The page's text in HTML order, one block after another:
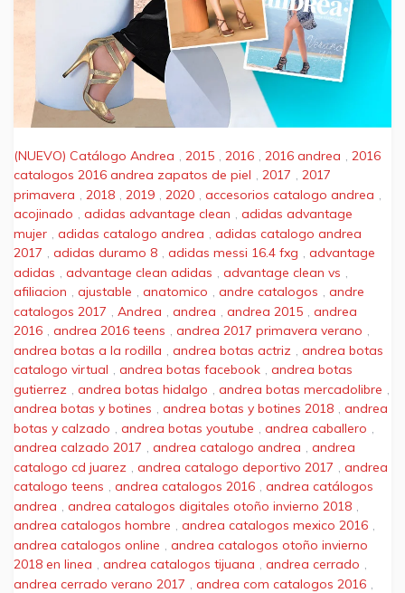
(NUEVO) Catálogo Andrea , 2015 , 2016 , 2016 andrea , 2016
catalogos 2016 andrea zapatos de piel , 2017 , 2017
primavera , 2018 , 2019 , 2020 , accesorios catalogo andrea ,
acojinado , adidas advantage clean , adidas advantage
mujer , adidas catalogo andrea , adidas catalogo andrea
2017 , adidas duramo 8 , adidas messi 16.4 fxg , advantage
adidas , advantage clean adidas , advantage clean vs ,
afiliacion , ajustable , anatomico , andre catalogos , andre
catalogos 2017 , Andrea , andrea , andrea 2015 , andrea
2016 , andrea 2016 teens , andrea 2017 primavera verano ,
andrea botas a la rodilla , andrea botas actriz , andrea botas
catalogo virtual , andrea botas facebook , andrea botas
gutierrez , andrea botas hidalgo , andrea botas mercadolibre ,
andrea botas y botines , andrea botas y botines 2018 , andrea
botas y calzado , andrea botas youtube , andrea caballero ,
andrea calzado 2017 , andrea catalogo andrea , andrea
catalogo cd juarez , andrea catalogo deportivo 2017 , andrea
catalogo teens , andrea catalogos 2016 , andrea catálogos
andrea , andrea catalogos digitales otoño invierno 2018 ,
andrea catalogos hombre , andrea catalogos mexico 2016 ,
andrea catalogos online , andrea catalogos otoño invierno
2018 en linea , andrea catalogos tijuana , andrea cerrado ,
andrea cerrado verano 2017 , andrea com catalogos 2016 ,